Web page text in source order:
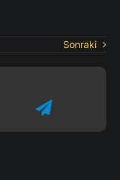
Sonraki